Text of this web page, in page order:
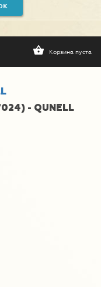
Корзина пуста
- QUNELL